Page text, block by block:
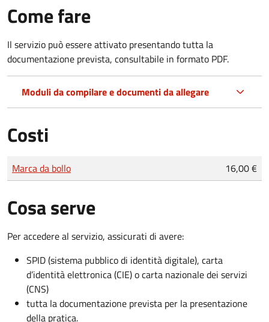
Come fare
Il servizio può essere attivato presentando tutta la
documentazione prevista, consultabile in formato PDF.
Moduli da compilare e documenti da allegare
Costi
Tipo di pagamento
Importo
Marca da bollo 16,00 €
Cosa serve
Per accedere al servizio, assicurati di avere:
SPID (sistema pubblico di identità digitale), carta
d’identità elettronica (CIE) o carta nazionale dei servizi
(CNS)
tutta la documentazione prevista per la presentazione
della pratica.